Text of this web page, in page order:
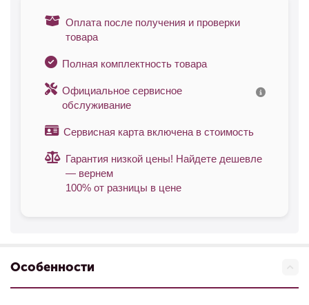
Оплата после получения и проверки
товара
Полная комплектность товара
Официальное сервисное
обслуживание
Сервисная карта включена в стоимость
Гарантия низкой цены! Найдете дешевле
— вернем
100% от разницы в цене
Особенности